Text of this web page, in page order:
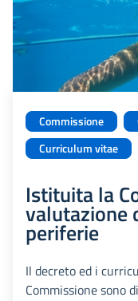
Commissione
Curriculum vitae
Istituita la
valutazione
periferie
Il decreto ed i
Commissione sono